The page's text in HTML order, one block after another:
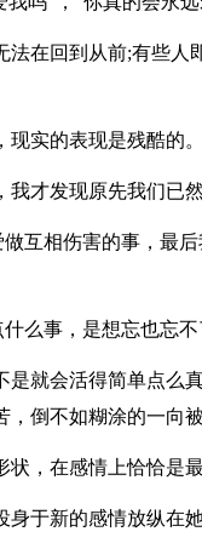
在回到从前;有些人
实的表现是残酷的。
发现原先我们已然
相伤害的事，最后
么事，是想忘也忘不
就会活得简单点么
倒不如糊涂的一向被
，在感情上恰恰是最
于新的感情放纵在